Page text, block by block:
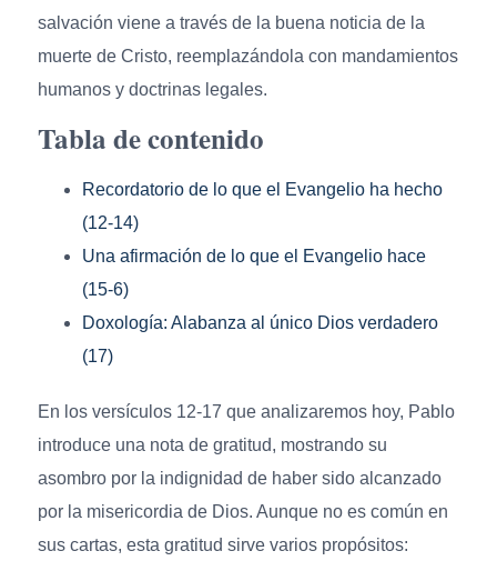
salvación viene a través de la buena noticia de la
muerte de Cristo, reemplazándola con mandamientos
humanos y doctrinas legales.
Tabla de contenido
Recordatorio de lo que el Evangelio ha hecho
(12-14)
Una afirmación de lo que el Evangelio hace
(15-6)
Doxología: Alabanza al único Dios verdadero
(17)
En los versículos 12-17 que analizaremos hoy, Pablo
introduce una nota de gratitud, mostrando su
asombro por la indignidad de haber sido alcanzado
por la misericordia de Dios. Aunque no es común en
sus cartas, esta gratitud sirve varios propósitos: